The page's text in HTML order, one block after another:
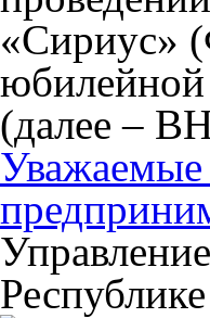
«Сириус»
юбилейной
(далее –
Уважаемые